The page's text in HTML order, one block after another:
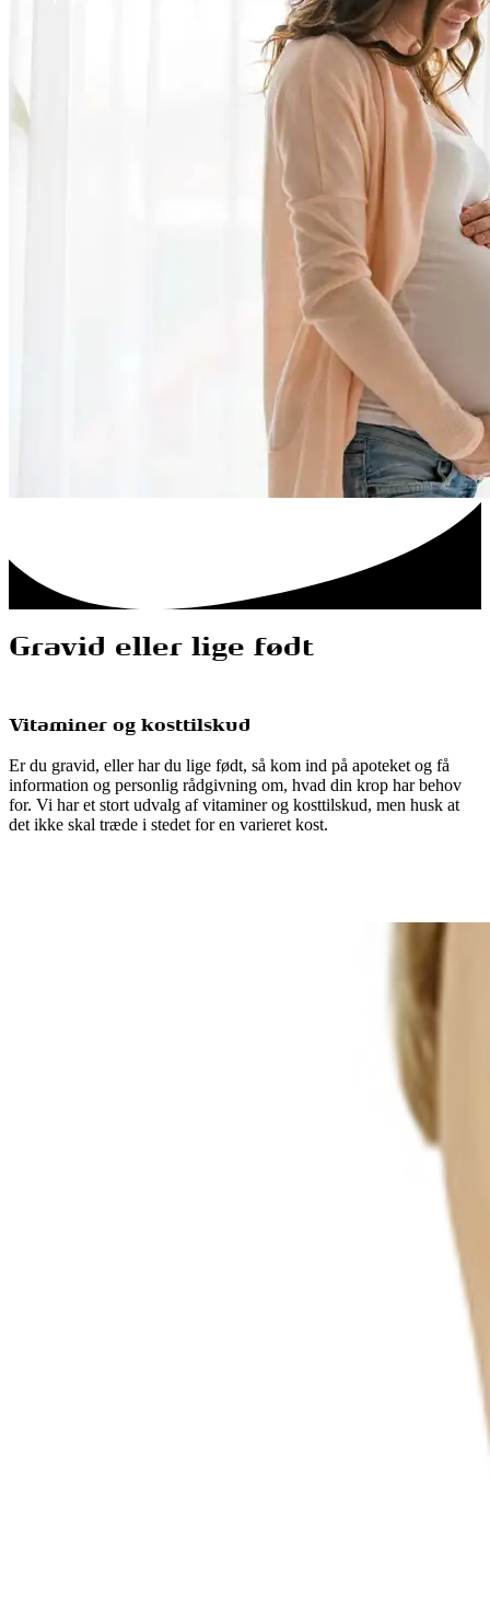
Gravid eller lige født
Vitaminer og kosttilskud
Er du gravid, eller har du lige født, så kom ind på apoteket og få
information og personlig rådgivning om, hvad din krop har behov
for. Vi har et stort udvalg af vitaminer og kosttilskud, men husk at
det ikke skal træde i stedet for en varieret kost.